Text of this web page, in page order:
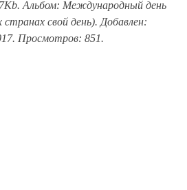
Альбом: Международный день
свой день). Добавлен:
Просмотров: 851.